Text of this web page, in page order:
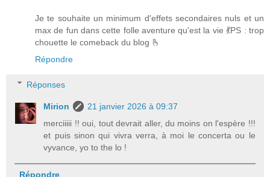
Je te souhaite un minimum d'effets secondaires nuls et un
max de fun dans cette folle aventure qu'est la vie 💃PS : trop
chouette le comeback du blog 🫰
Répondre
Réponses
Mirion
21 janvier 2026 à 09:37
merciiiii !! oui, tout devrait aller, du moins on l'espère !!!
et puis sinon qui vivra verra, à moi le concerta ou le
vyvance, yo to the lo !
Répondre